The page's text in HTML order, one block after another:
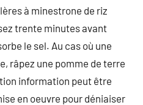
à minestrone de riz
trente minutes avant
le sel. Au cas où une
râpez une pomme de terre
information peut être
en oeuvre pour déniaiser